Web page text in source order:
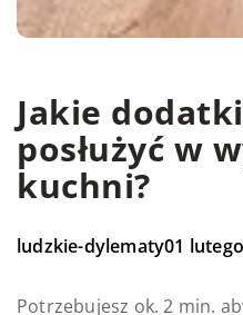
Jakie
posłużyć w
kuchni?
ludzkie-dylematy01
Potrzebujesz ok. 2 min.